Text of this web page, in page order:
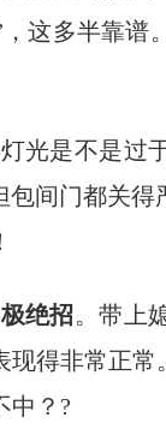
这多半靠谱
光是不是过
包间门都关得
绝招。带上
得非常正
中？?